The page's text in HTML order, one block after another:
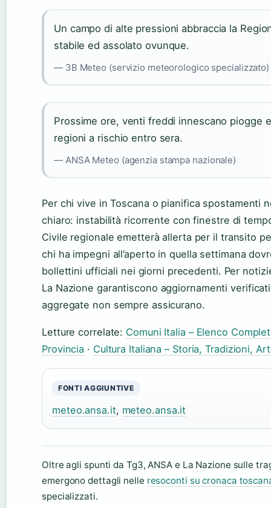
Un campo di alte pressioni abbraccia la
stabile ed assolato ovunque.
— 3B Meteo (servizio meteorologico specializzato)
Prossime ore, venti freddi innescano piogge
regioni a rischio entro sera.
— ANSA Meteo (agenzia stampa nazionale)
Per chi vive in Toscana o pianifica spostamenti
chiaro: instabilità ricorrente con finestre di
Civile regionale emetterà allerta per il transito
chi ha impegni all’aperto in quella settimana
bollettini ufficiali nei giorni precedenti. Per
La Nazione garantiscono aggiornamenti
aggregate non sempre assicurano.
Letture correlate: Comuni Italia – Elenco
Provincia · Cultura Italiana – Storia, Tradizioni,
FONTI AGGIUNTIVE
meteo.ansa.it, meteo.ansa.it
Oltre agli spunti da Tg3, ANSA e La Nazione sulle
emergono dettagli nelle resoconti su cronaca
specializzati.